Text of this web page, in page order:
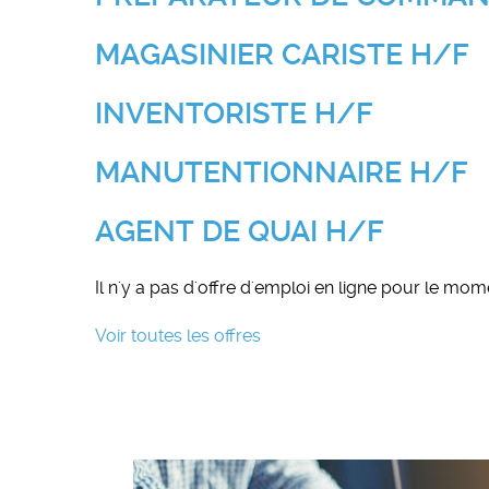
MAGASINIER CARISTE H/F
INVENTORISTE H/F
MANUTENTIONNAIRE H/F
AGENT DE QUAI H/F
Il n'y a pas d'offre d'emploi en ligne pour le
Voir toutes les offres